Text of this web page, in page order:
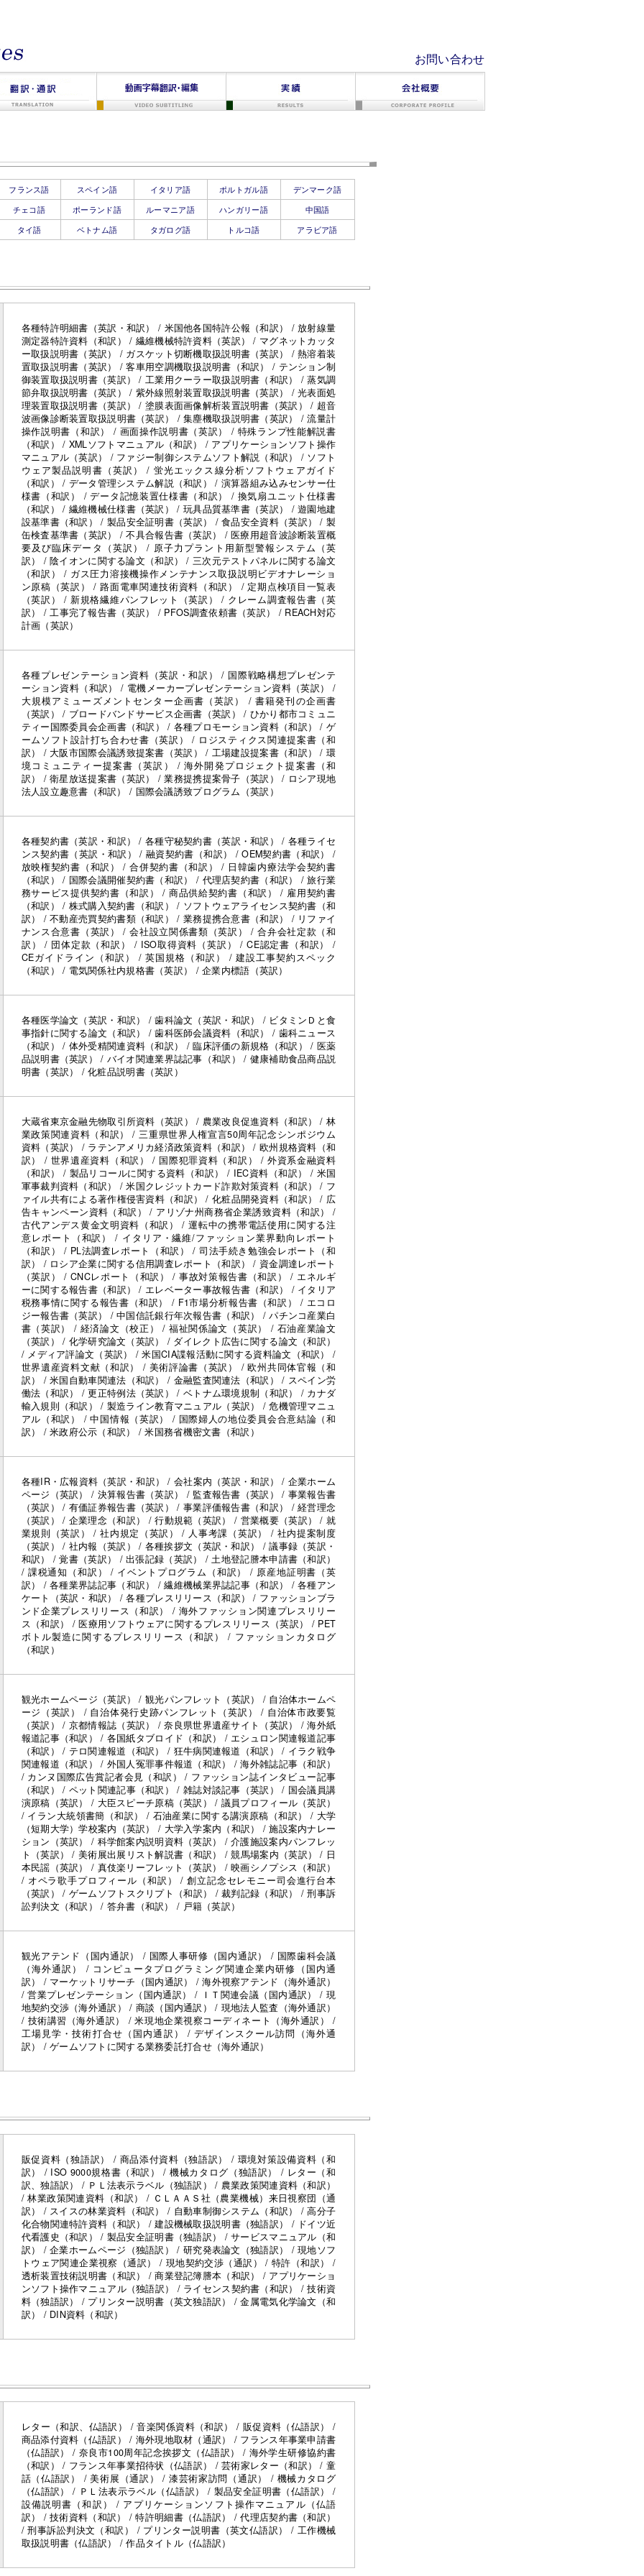
お問い合わせ
フランス語 スペイン語 イタリア語 ポルトガル語
デンマーク語
チェコ語
ポーランド語 ルーマニア語 ハンガリー語
中国語
タイ語
ベトナム語 タガログ語 トルコ語 アラビア語
各種特許明細書（英訳・和訳） / 米国他各国特許公報（和訳） / 放射線量
測定器特許資料（和訳） / 繊維機械特許資料（英訳） / マグネットカッタ
ー取扱説明書（英訳） / ガスケット切断機取扱説明書（英訳） / 熱溶着装
置取扱説明書（英訳） / 客車用空調機取扱説明書（和訳） / テンション制
御装置取扱説明書（英訳） / 工業用クーラー取扱説明書（和訳） / 蒸気調
節弁取扱説明書（英訳） / 紫外線照射装置取扱説明書（英訳） / 光表面処
理装置取扱説明書（英訳） / 塗膜表面画像解析装置説明書（英訳） / 超音
波画像診断装置取扱説明書（英訳） / 集塵機取扱説明書（英訳） / 流量計
操作説明書（和訳） / 画面操作説明書（英訳） / 特殊ランプ性能解説書
（和訳） / XMLソフトマニュアル（和訳） / アプリケーションソフト操作
マニュアル（英訳） / ファジー制御システムソフト解説（和訳） / ソフト
ウェア製品説明書（英訳） / 蛍光エックス線分析ソフトウェアガイド
（和訳） / データ管理システム解説（和訳） / 演算器組み込みセンサー仕
様書（和訳） / データ記憶装置仕様書（和訳） / 換気扇ユニット仕様書
（和訳） / 繊維機械仕様書（英訳） / 玩具品質基準書（英訳） / 遊園地建
設基準書（和訳） / 製品安全証明書（英訳） / 食品安全資料（英訳） / 製
缶検査基準書（英訳） / 不具合報告書（英訳） / 医療用超音波診断装置概
要及び臨床データ（英訳） / 原子力プラント用新型警報システム（英
訳） / 陰イオンに関する論文（和訳） / 三次元テストパネルに関する論文
（和訳） / ガス圧力溶接機操作メンテナンス取扱説明ビデオナレーショ
ン原稿（英訳） / 路面電車関連技術資料（和訳） / 定期点検項目一覧表
（英訳） / 新規格繊維パンフレット（英訳） / クレーム調査報告書（英
訳） / 工事完了報告書（英訳） / PFOS調査依頼書（英訳） / REACH対応
計画（英訳）
各種プレゼンテーション資料（英訳・和訳） / 国際戦略構想プレゼンテ
ーション資料（和訳） / 電機メーカープレゼンテーション資料（英訳） /
大規模アミューズメントセンター企画書（英訳） / 書籍発刊の企画書
（英訳） / ブロードバンドサービス企画書（英訳） / ひかり都市コミュニ
ティー国際委員会企画書（和訳） / 各種プロモーション資料（和訳） / ゲ
ームソフト設計打ち合わせ書（英訳） / ロジスティクス関連提案書（和
訳） / 大阪市国際会議誘致提案書（英訳） / 工場建設提案書（和訳） / 環
境コミュニティー提案書（英訳） / 海外開発プロジェクト提案書（和
訳） / 衛星放送提案書（英訳） / 業務提携提案骨子（英訳） / ロシア現地
法人設立趣意書（和訳） / 国際会議誘致プログラム（英訳）
各種契約書（英訳・和訳） / 各種守秘契約書（英訳・和訳） / 各種ライセ
ンス契約書（英訳・和訳） / 融資契約書（和訳） / OEM契約書（和訳） /
放映権契約書（和訳） / 合併契約書（和訳） / 日韓歯内療法学会契約書
（和訳） / 国際会議開催契約書（和訳） / 代理店契約書（和訳） / 旅行業
務サービス提供契約書（和訳） / 商品供給契約書（和訳） / 雇用契約書
（和訳） / 株式購入契約書（和訳） / ソフトウェアライセンス契約書（和
訳） / 不動産売買契約書類（和訳） / 業務提携合意書（和訳） / リファイ
ナンス合意書（英訳） / 会社設立関係書類（英訳） / 合弁会社定款（和
訳） / 団体定款（和訳） / ISO取得資料（英訳） / CE認定書（和訳） /
CEガイドライン（和訳） / 英国規格（和訳） / 建設工事契約スペック
（和訳） / 電気関係社内規格書（英訳） / 企業内標語（英訳）
各種医学論文（英訳・和訳） / 歯科論文（英訳・和訳） / ビタミンＤと食
事指針に関する論文（和訳） / 歯科医師会議資料（和訳） / 歯科ニュース
（和訳） / 体外受精関連資料（和訳） / 臨床評価の新規格（和訳） / 医薬
品説明書（英訳） / バイオ関連業界誌記事（和訳） / 健康補助食品商品説
明書（英訳） / 化粧品説明書（英訳）
大蔵省東京金融先物取引所資料（英訳） / 農業改良促進資料（和訳） / 林
業政策関連資料（和訳） / 三重県世界人権宣言50周年記念シンポジウム
資料（英訳） / ラテンアメリカ経済政策資料（和訳） / 欧州規格資料（和
訳） / 世界遺産資料（和訳） / 国際犯罪資料（和訳） / 外資系金融資料
（和訳） / 製品リコールに関する資料（和訳） / IEC資料（和訳） / 米国
軍事裁判資料（和訳） / 米国クレジットカード詐欺対策資料（和訳） / フ
ァイル共有による著作権侵害資料（和訳） / 化粧品開発資料（和訳） / 広
告キャンペーン資料（和訳） / アリゾナ州商務省企業誘致資料（和訳） /
古代アンデス黄金文明資料（和訳） / 運転中の携帯電話使用に関する注
意レポート（和訳） / イタリア・繊維/ファッション業界動向レポート
（和訳） / PL法調査レポート（和訳） / 司法手続き勉強会レポート（和
訳） / ロシア企業に関する信用調査レポート（和訳） / 資金調達レポート
（英訳） / CNCレポート（和訳） / 事故対策報告書（和訳） / エネルギ
ーに関する報告書（和訳） / エレベーター事故報告書（和訳） / イタリア
税務事情に関する報告書（和訳） / F1市場分析報告書（和訳） / エコロ
ジー報告書（英訳） / 中国信託銀行年次報告書（和訳） / パチンコ産業白
書（英訳） / 経済論文（校正） / 福祉関係論文（英訳） / 石油産業論文
（英訳） / 化学研究論文（英訳） / ダイレクト広告に関する論文（和訳）
/ メディア評論文（英訳） / 米国CIA諜報活動に関する資料論文（和訳） /
世界遺産資料文献（和訳） / 美術評論書（英訳） / 欧州共同体官報（和
訳） / 米国自動車関連法（和訳） / 金融監査関連法（和訳） / スペイン労
働法（和訳） / 更正特例法（英訳） / ベトナム環境規制（和訳） / カナダ
輸入規則（和訳） / 製造ライン教育マニュアル（英訳） / 危機管理マニュ
アル（和訳） / 中国情報（英訳） / 国際婦人の地位委員会合意結論（和
訳） / 米政府公示（和訳） / 米国務省機密文書（和訳）
各種IR・広報資料（英訳・和訳） / 会社案内（英訳・和訳） / 企業ホーム
ページ（英訳） / 決算報告書（英訳） / 監査報告書（英訳） / 事業報告書
（英訳） / 有価証券報告書（英訳） / 事業評価報告書（和訳） / 経営理念
（英訳） / 企業理念（和訳） / 行動規範（英訳） / 営業概要（英訳） / 就
業規則（英訳） / 社内規定（英訳） / 人事考課（英訳） / 社内提案制度
（英訳） / 社内報（英訳） / 各種挨拶文（英訳・和訳） / 議事録（英訳・
和訳） / 覚書（英訳） / 出張記録（英訳） / 土地登記謄本申請書（和訳）
/ 課税通知（和訳） / イベントプログラム（和訳） / 原産地証明書（英
訳） / 各種業界誌記事（和訳） / 繊維機械業界誌記事（和訳） / 各種アン
ケート（英訳・和訳） / 各種プレスリリース（和訳） / ファッションブラ
ンド企業プレスリリース（和訳） / 海外ファッション関連プレスリリー
ス（和訳） / 医療用ソフトウェアに関するプレスリリース（英訳） / PET
ボトル製造に関するプレスリリース（和訳） / ファッションカタログ
（和訳）
観光ホームページ（英訳） / 観光パンフレット（英訳） / 自治体ホームペ
ージ（英訳） / 自治体発行史跡パンフレット（英訳） / 自治体市政要覧
（英訳） / 京都情報誌（英訳） / 奈良県世界遺産サイト（英訳） / 海外紙
報道記事（和訳） / 各国紙タブロイド（和訳） / エシュロン関連報道記事
（和訳） / テロ関連報道（和訳） / 狂牛病関連報道（和訳） / イラク戦争
関連報道（和訳） / 外国人冤罪事件報道（和訳） / 海外雑誌記事（和訳）
/ カンヌ国際広告賞記者会見（和訳） / ファッション誌インタビュー記事
（和訳） / ペット関連記事（和訳） / 雑誌対談記事（英訳） / 国会議員講
演原稿（英訳） / 大臣スピーチ原稿（英訳） / 議員プロフィール（英訳）
/ イラン大統領書簡（和訳） / 石油産業に関する講演原稿（和訳） / 大学
（短期大学）学校案内（英訳） / 大学入学案内（和訳） / 施設案内ナレー
ション（英訳） / 科学館案内説明資料（英訳） / 介護施設案内パンフレッ
ト（英訳） / 美術展出展リスト解説書（和訳） / 競馬場案内（英訳） / 日
本民謡（英訳） / 真伎楽リーフレット（英訳） / 映画シノプシス（和訳）
/ オペラ歌手プロフィール（和訳） / 創立記念セレモニー司会進行台本
（英訳） / ゲームソフトスクリプト（和訳） / 裁判記録（和訳） / 刑事訴
訟判決文（和訳） / 答弁書（和訳） / 戸籍（英訳）
観光アテンド（国内通訳） / 国際人事研修（国内通訳） / 国際歯科会議
（海外通訳） / コンピュータプログラミング関連企業内研修（国内通
訳） / マーケットリサーチ（国内通訳） / 海外視察アテンド（海外通訳）
/ 営業プレゼンテーション（国内通訳） / ＩＴ関連会議（国内通訳） / 現
地契約交渉（海外通訳） / 商談（国内通訳） / 現地法人監査（海外通訳）
/ 技術講習（海外通訳） / 米現地企業視察コーディネート（海外通訳） /
工場見学・技術打合せ（国内通訳） / デザインスクール訪問（海外通
訳） / ゲームソフトに関する業務委託打合せ（海外通訳）
販促資料（独語訳） / 商品添付資料（独語訳） / 環境対策設備資料（和
訳） / ISO 9000規格書（和訳） / 機械カタログ（独語訳） / レター（和
訳、独語訳） / ＰＬ法表示ラベル（独語訳） / 農業政策関連資料（和訳）
/ 林業政策関連資料（和訳） / ＣＬＡＡＳ社（農業機械）来日視察団（通
訳） / スイスの林業資料（和訳） / 自動車制御システム（和訳） / 高分子
化合物関連特許資料（和訳） / 建設機械取扱説明書（独語訳） / ドイツ近
代看護史（和訳） / 製品安全証明書（独語訳） / サービスマニュアル（和
訳） / 企業ホームページ（独語訳） / 研究発表論文（独語訳） / 現地ソフ
トウェア関連企業視察（通訳） / 現地契約交渉（通訳） / 特許（和訳） /
透析装置技術説明書（和訳） / 商業登記簿謄本（和訳） / アプリケーショ
ンソフト操作マニュアル（独語訳） / ライセンス契約書（和訳） / 技術資
料（独語訳） / プリンター説明書（英文独語訳） / 金属電気化学論文（和
訳） / DIN資料（和訳）
レター（和訳、仏語訳） / 音楽関係資料（和訳） / 販促資料（仏語訳） /
商品添付資料（仏語訳） / 海外現地取材（通訳） / フランス年事業申請書
（仏語訳） / 奈良市100周年記念挨拶文（仏語訳） / 海外学生研修協約書
（和訳） / フランス年事業招待状（仏語訳） / 芸術家レター（和訳） / 童
話（仏語訳） / 美術展（通訳） / 漆芸術家訪問（通訳） / 機械カタログ
（仏語訳） / ＰＬ法表示ラベル（仏語訳） / 製品安全証明書（仏語訳） /
設備説明書（和訳） / アプリケーションソフト操作マニュアル（仏語
訳） / 技術資料（和訳） / 特許明細書（仏語訳） / 代理店契約書（和訳）
/ 刑事訴訟判決文（和訳） / プリンター説明書（英文仏語訳） / 工作機械
取扱説明書（仏語訳） / 作品タイトル（仏語訳）